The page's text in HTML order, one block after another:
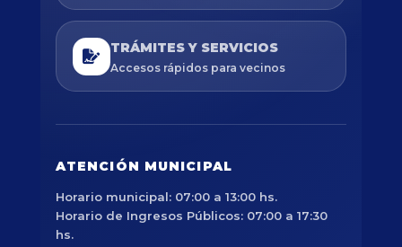
TRÁMITES Y SERVICIOS
Accesos rápidos para vecinos
ATENCIÓN MUNICIPAL
Horario municipal: 07:00 a 13:00 hs.
Horario de Ingresos Públicos: 07:00 a 17:30
hs.